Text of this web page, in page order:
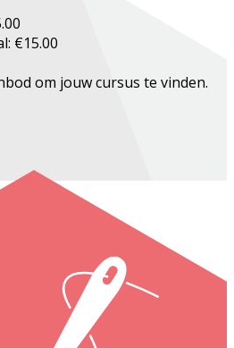
€15.00
om jouw cursus te vinden.